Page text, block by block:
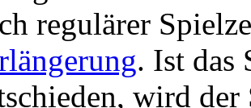
regulärer
. Ist das
wird